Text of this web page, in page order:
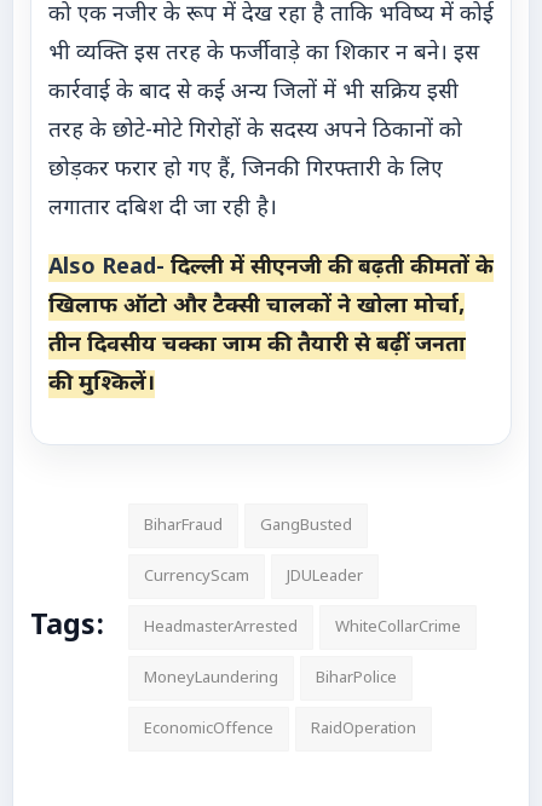
को एक नजीर के रूप में देख रहा है ताकि भविष्य में कोई
भी व्यक्ति इस तरह के फर्जीवाड़े का शिकार न बने। इस
कार्रवाई के बाद से कई अन्य जिलों में भी सक्रिय इसी
तरह के छोटे-मोटे गिरोहों के सदस्य अपने ठिकानों को
छोड़कर फरार हो गए हैं, जिनकी गिरफ्तारी के लिए
लगातार दबिश दी जा रही है।
Also Read- दिल्ली में सीएनजी की बढ़ती कीमतों के
खिलाफ ऑटो और टैक्सी चालकों ने खोला मोर्चा,
तीन दिवसीय चक्का जाम की तैयारी से बढ़ीं जनता
की मुश्किलें।
Tags:
BiharFraud GangBusted
CurrencyScam JDULeader
HeadmasterArrested WhiteCollarCrime
MoneyLaundering BiharPolice
EconomicOffence RaidOperation